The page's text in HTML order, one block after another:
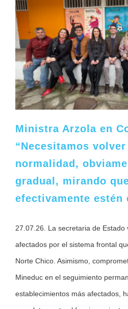
Ministra Arzola en
“Necesitamos
normalidad,
gradual, mirando
efectivamente estén
27.07.26. La secretaria de Estado
afectados por el sistema frontal
Norte Chico. Asimismo,
Mineduc en el seguimiento
establecimientos más afectados,